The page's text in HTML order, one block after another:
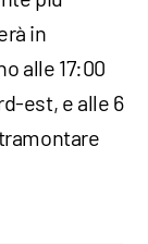
in
alle 17:00
est, e alle 6